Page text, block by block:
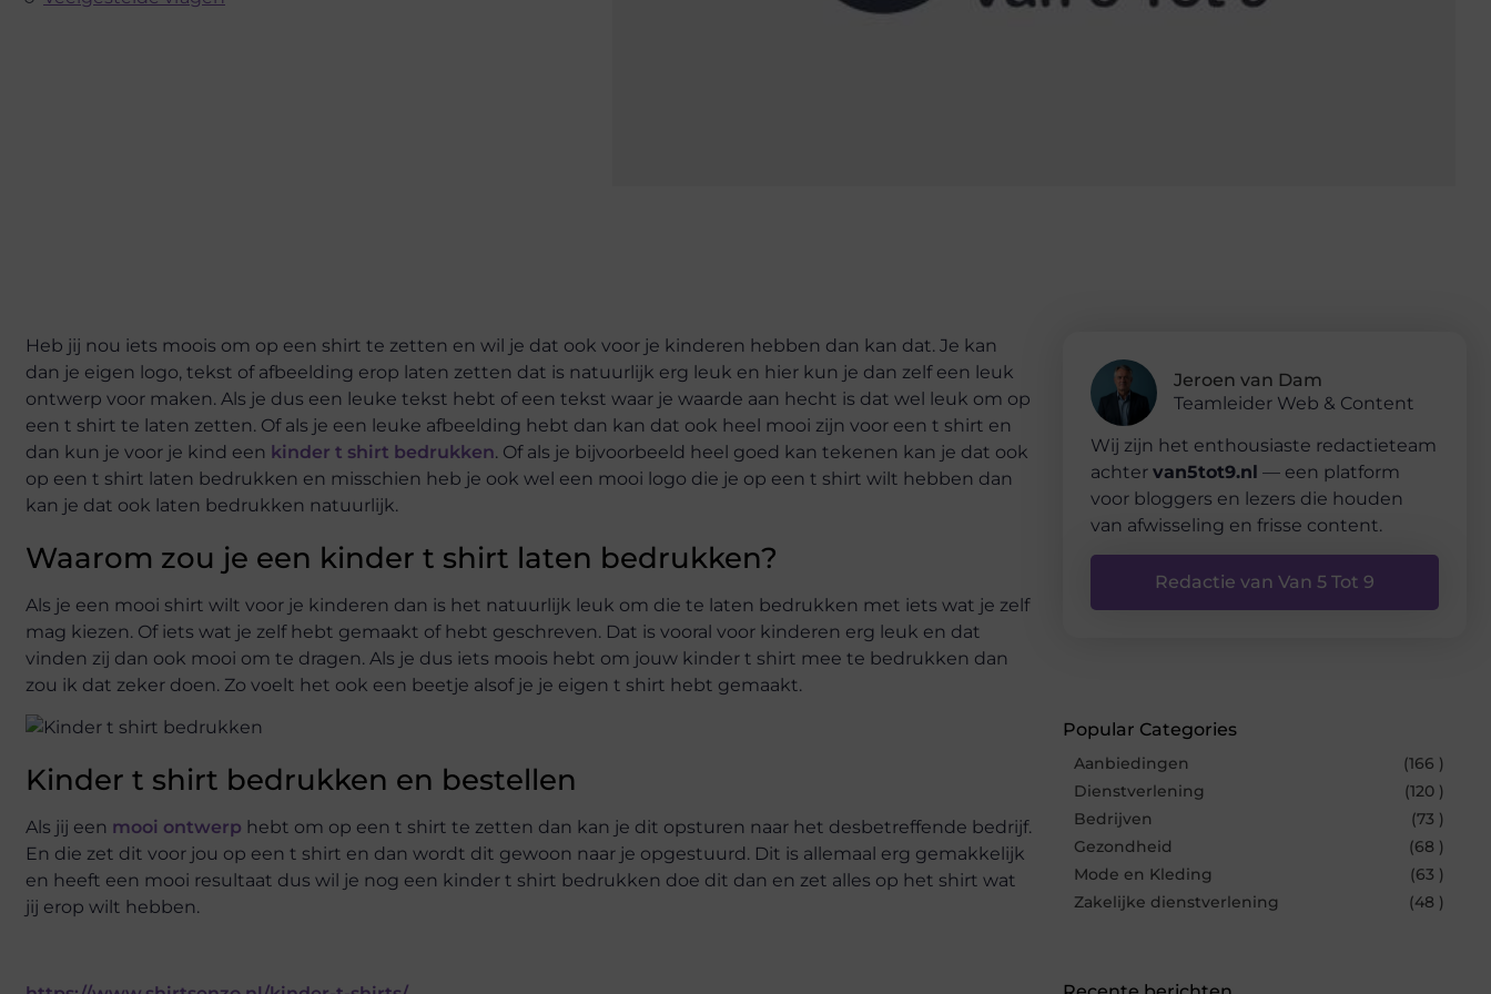
Heb jij nou iets moois om op een shirt te zetten en wil je dat ook voor je kinderen hebben dan kan dat. Je kan
dan je eigen logo, tekst of afbeelding erop laten zetten dat is natuurlijk erg leuk en hier kun je dan zelf een leuk
ontwerp voor maken. Als je dus een leuke tekst hebt of een tekst waar je waarde aan hecht is dat wel leuk om op
een t shirt te laten zetten. Of als je een leuke afbeelding hebt dan kan dat ook heel mooi zijn voor een t shirt en
dan kun je voor je kind een kinder t shirt bedrukken. Of als je bijvoorbeeld heel goed kan tekenen kan je dat ook
op een t shirt laten bedrukken en misschien heb je ook wel een mooi logo die je op een t shirt wilt hebben dan
kan je dat ook laten bedrukken natuurlijk.
Waarom zou je een kinder t shirt laten bedrukken?
Als je een mooi shirt wilt voor je kinderen dan is het natuurlijk leuk om die te laten bedrukken met iets wat je zelf
mag kiezen. Of iets wat je zelf hebt gemaakt of hebt geschreven. Dat is vooral voor kinderen erg leuk en dat
vinden zij dan ook mooi om te dragen. Als je dus iets moois hebt om jouw kinder t shirt mee te bedrukken dan
zou ik dat zeker doen. Zo voelt het ook een beetje alsof je je eigen t shirt hebt gemaakt.
Kinder t shirt bedrukken en bestellen
Als jij een mooi ontwerp hebt om op een t shirt te zetten dan kan je dit opsturen naar het desbetreffende bedrijf.
En die zet dit voor jou op een t shirt en dan wordt dit gewoon naar je opgestuurd. Dit is allemaal erg gemakkelijk
en heeft een mooi resultaat dus wil je nog een kinder t shirt bedrukken doe dit dan en zet alles op het shirt wat
jij erop wilt hebben.
Jeroen van Dam
Teamleider Web & Content
Wij zijn het enthousiaste redactieteam
achter van5tot9.nl — een platform
voor bloggers en lezers die houden
van afwisseling en frisse content.
Redactie van Van 5 Tot 9
Popular Categories
Aanbiedingen
(166 )
Dienstverlening
(120 )
Bedrijven
(73 )
Gezondheid
(68 )
Mode en Kleding
(63 )
Zakelijke dienstverlening
(48 )